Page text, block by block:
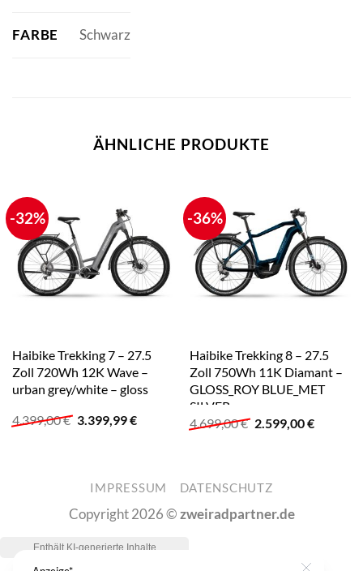
FARBE Schwarz
ÄHNLICHE PRODUKTE
-32%
Haibike Trekking 7 – 27.5
Zoll 720Wh 12K Wave –
urban grey/white – gloss
4.399,00€ Ursprünglicher
3.399,99€Aktueller
-36%
Haibike Trekking 8 – 27.5
Zoll 750Wh 11K Diamant –
GLOSS_ROY BLUE_MET
SILVER
4.699,00€ Ursprünglicher
2.599,00€
IMPRESSUM DATENSCHUTZ
Copyright 2026 ©zweiradpartner.de